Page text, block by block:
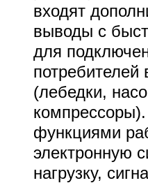
входят
выводы с
для
потребителей
(лебедки,
функциями
электронную
нагрузку,